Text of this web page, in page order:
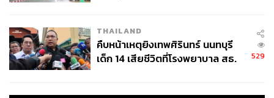
THAILAND
คืบหน้าเหตุยิงเทพศิรินทร์ นนทบุรี
เด็ก 14 เสียชีวิตที่โรงพยาบาล สธ.
529